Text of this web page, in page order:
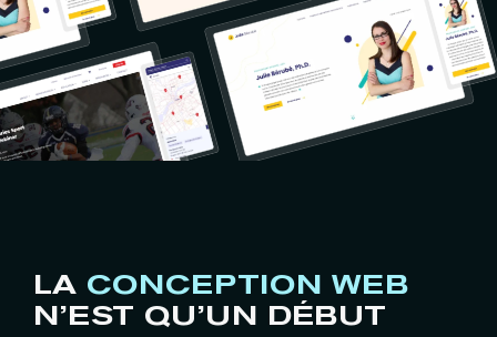
LA CONCEPTION WEB
N’EST QU’UN DÉBUT